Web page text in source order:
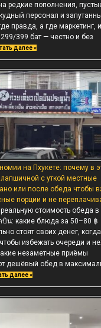
редкие пополнения,
персонал и
правда, а где маркетинг,
299/399 бат — честно и без
далее »
на Пхукете: почему в
с уткой местные
или после обеда чтобы
порции и не
стоимость обеда в
บิน: какие блюда за 50–80 ฿
стоят своих денег, когда
избежать очереди и
незаметные приёмы
дешёвый обед в
далее »